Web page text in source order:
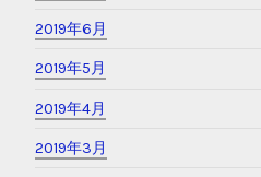
2019年6月
2019年5月
2019年4月
2019年3月